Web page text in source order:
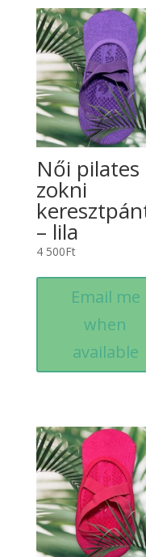
Női pilates
zokni
– lila
4 500Ft
Email me
when
available